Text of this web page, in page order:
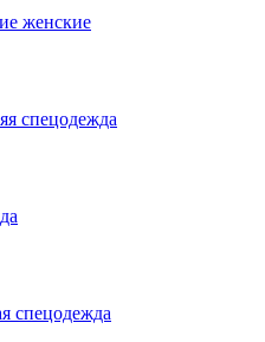
женские
спецодежда
спецодежда